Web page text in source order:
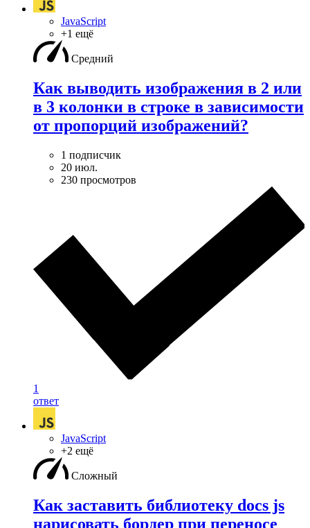
JavaScript
+1 ещё
Средний
Как выводить изображения в 2 или
в 3 колонки в строке в зависимости
от пропорций изображений?
1 подписчик
20 июл.
230 просмотров
1
ответ
JavaScript
+2 ещё
Сложный
Как заставить библиотеку docs js
нарисовать бордер при переносе